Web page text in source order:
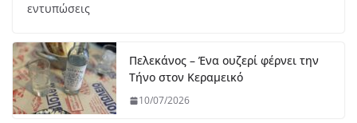
εντυπώσεις
Πελεκάνος – Ένα ουζερί φέρνει την
Τήνο στον Κεραμεικό
10/07/2026